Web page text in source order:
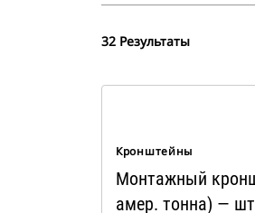
32 Результаты
Кронштейны
Монтажный
амер. тонна) —